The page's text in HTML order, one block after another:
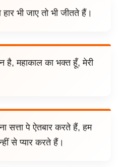
भी जाए तो भी जीतते हैं।
है, महाकाल का भक्त हूँ, मेरी
सत्ता पे ऐतबार करते हैं, हम
से प्यार करते हैं।